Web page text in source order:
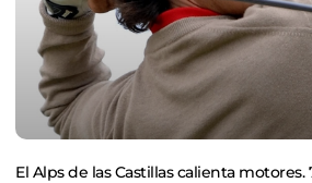
El Alps de las Castillas calienta motores.